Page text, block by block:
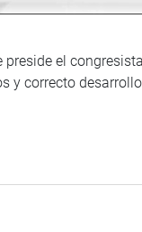
el
y correcto